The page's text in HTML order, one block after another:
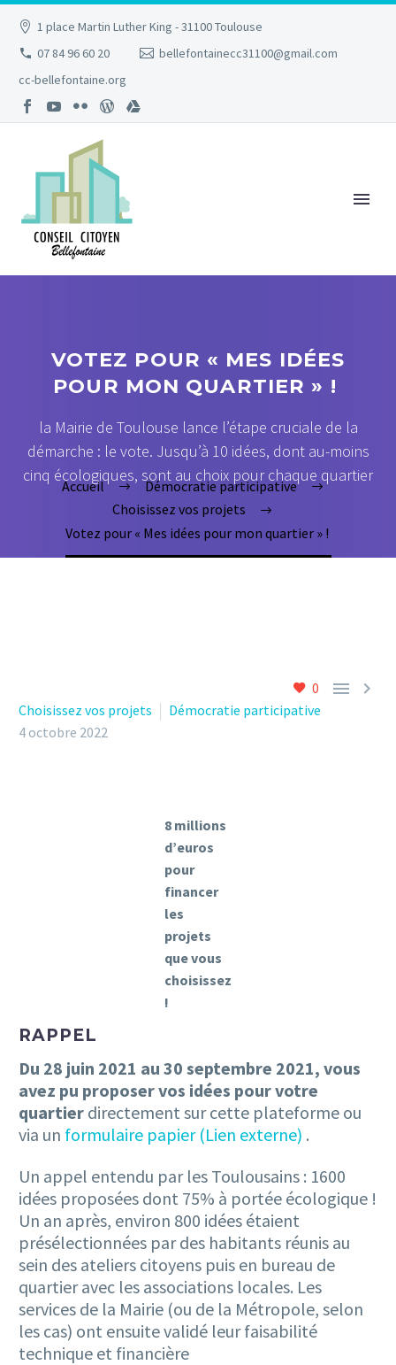
1 place Martin Luther King - 31100 Toulouse
07 84 96 60 20
bellefontainecc31100@gmail.com
cc-bellefontaine.org
VOTEZ POUR « MES IDÉES
POUR MON QUARTIER » !
la Mairie de Toulouse lance l’étape cruciale de la
démarche : le vote. Jusqu’à 10 idées, dont au-moins
cinq écologiques, sont au choix pour chaque quartier
Accueil
Démocratie participative
Choisissez vos projets
Votez pour « Mes idées pour mon quartier » !
0  
Choisissez vos projets
Démocratie participative
4 octobre 2022
8 millions
d’euros
pour
financer
les
projets
que vous
choisissez
!
RAPPEL
Du 28 juin 2021 au 30 septembre 2021, vous
avez pu proposer vos idées pour votre
quartier directement sur cette plateforme ou
via un formulaire papier (Lien externe) .
Un appel entendu par les Toulousains : 1600
idées proposées dont 75% à portée écologique !
Un an après, environ 800 idées étaient
présélectionnées par des habitants réunis au
sein des ateliers citoyens puis en bureau de
quartier avec les associations locales. Les
services de la Mairie (ou de la Métropole, selon
les cas) ont ensuite validé leur faisabilité
technique et financière